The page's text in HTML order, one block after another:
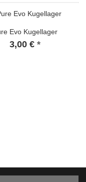
Evo Kugellager
3,00 € *